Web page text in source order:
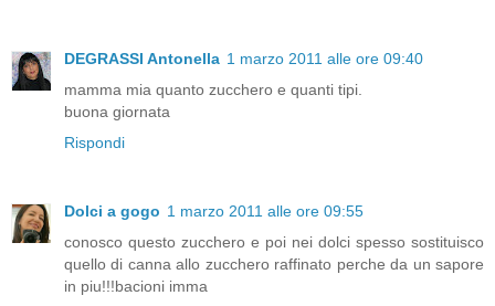
DEGRASSI Antonella 1 marzo 2011 alle ore 09:40
mamma mia quanto zucchero e quanti tipi.
buona giornata
Rispondi
Dolci a gogo 1 marzo 2011 alle ore 09:55
conosco questo zucchero e poi nei dolci spesso sostituisco
quello di canna allo zucchero raffinato perche da un sapore
in piu!!!bacioni imma